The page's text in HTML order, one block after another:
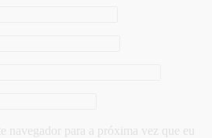
navegador para a próxima vez que eu